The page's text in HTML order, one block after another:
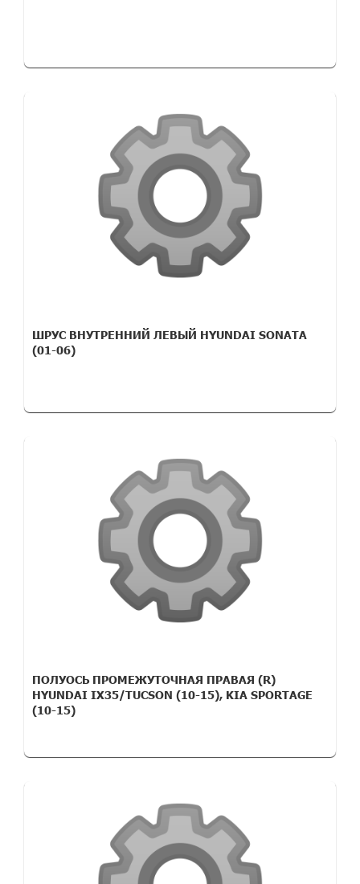
ШРУС ВНУТРЕННИЙ ЛЕВЫЙ HYUNDAI SONATA
(01-06)
ПОЛУОСЬ ПРОМЕЖУТОЧНАЯ ПРАВАЯ (R)
HYUNDAI IX35/TUCSON (10-15), KIA SPORTAGE
(10-15)